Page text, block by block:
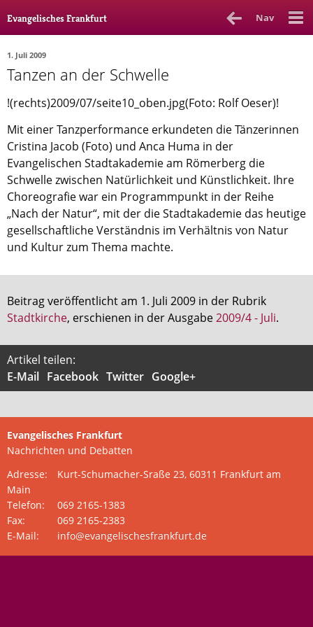
Evangelisches Frankfurt Nav
Rubrik Ausgabe Autor_in
Ethik
Gott & Glauben
Kultur
Lebenslagen
Meinungen
Menschen
Stadtkirche
Oktober 2017
Download
Aus (nicht nur) Frankfurter Blogs
Videos
Beratung & Info
Impressum
1. Juli 2009
Tanzen an der Schwelle
!(rechts)2009/07/seite10_oben.jpg(Foto: Rolf Oeser)!
Mit einer Tanzperformance erkundeten die Tänzerinnen
Cristina Jacob (Foto) und Anca Huma in der
Evangelischen Stadtakademie am Römerberg die
Schwelle zwischen Natürlichkeit und Künstlichkeit. Ihre
Choreografie war ein Programmpunkt in der Reihe
„Nach der Natur“, mit der die Stadtakademie das heutige
gesellschaftliche Verständnis im Verhältnis von Natur
und Kultur zum Thema machte.
Beitrag veröffentlicht am 1. Juli 2009 in der Rubrik
Stadtkirche, erschienen in der Ausgabe2009/4 - Juli.
Artikel teilen:
E-Mail Facebook Twitter Google+
Evangelisches Frankfurt
Nachrichten und Debatten
Adresse:
Kurt-Schumacher-Sraße 23, 60311 Frankfurt am
Main
Telefon:
069 2165-1383
Fax:
069 2165-2383
E-Mail:
info@evangelischesfrankfurt.de